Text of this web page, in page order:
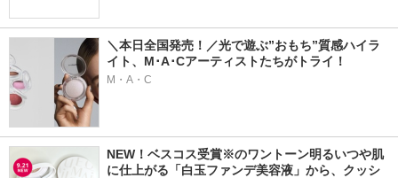
＼本日全国発売！／光で遊ぶ”おもち”質感ハイラ
イト、M･A･Cアーティストたちがトライ！
M・A・C
NEW！ベスコス受賞※のワントーン明るいつや肌
に仕上がる「白玉ファンデ美容液」から、クッシ